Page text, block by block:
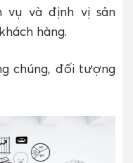
vụ và định vị sản
hàng.
chúng, đối tượng